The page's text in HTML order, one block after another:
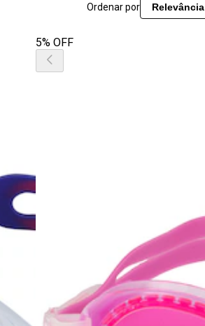
Ordenar por Relevância
5% OFF